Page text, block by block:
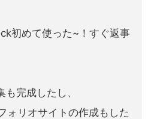
初めて使った~！すぐ返事
完成したし、
ォリオサイトの作成もした